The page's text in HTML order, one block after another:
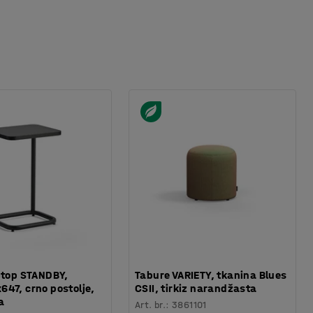
STANDBY,
crno postolje,
Tabure VARIETY, tkanina Blues
CSII, tirkiz narandžasta
Art. br.:3861101